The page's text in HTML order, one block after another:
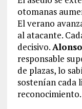
otomanas
El verano
al atacante.
decisivo.
responsable
de plazas, lo
sostenían cada
reconocimiento.